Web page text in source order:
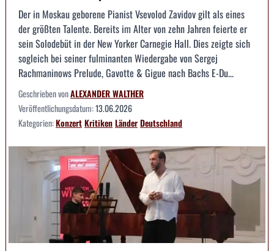
Der in Moskau geborene Pianist Vsevolod Zavidov gilt als eines
der größten Talente. Bereits im Alter von zehn Jahren feierte er
sein Solodebüt in der New Yorker Carnegie Hall. Dies zeigte sich
sogleich bei seiner fulminanten Wiedergabe von Sergej
Rachmaninows Prelude, Gavotte & Gigue nach Bachs E-Du...
Geschrieben vonALEXANDER WALTHER
Veröffentlichungsdatum:13.06.2026
Kategorien:KonzertKritikenLänderDeutschland